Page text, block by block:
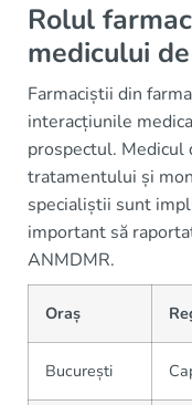
Rolul
medicului
Farmaciștii din
interacțiunile
prospectul. Medicul
tratamentului și
specialiștii sunt
important să
ANMDMR.
Oraș
București